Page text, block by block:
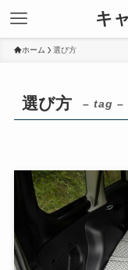
キ
ホーム 選び方
選び方 – tag –